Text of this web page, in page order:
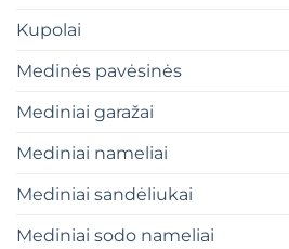
Kupolai
Medinės pavėsinės
Mediniai garažai
Mediniai nameliai
Mediniai sandėliukai
Mediniai sodo nameliai